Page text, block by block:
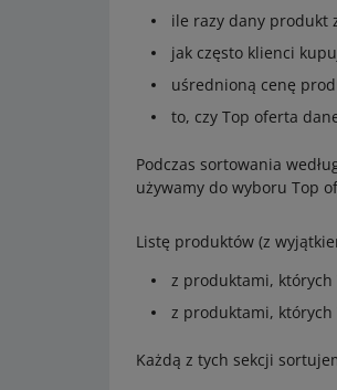
ile razy dany produkt
jak często klienci
uśrednioną cenę
to, czy Top oferta
Podczas sortowania
używamy do wyboru Top
Listę produktów (z
z produktami,
z produktami,
Każdą z tych sekcji